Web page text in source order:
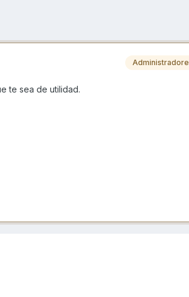
te sea de utilidad.